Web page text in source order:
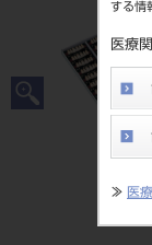
する情
医療
≫ 医